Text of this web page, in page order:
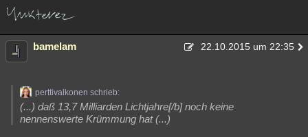
bamelam 22.10.2015 um 22:35
perttivalkonen schrieb:
(...) daß 13,7 Milliarden Lichtjahre[/b] noch keine
nennenswerte Krümmung hat (...)